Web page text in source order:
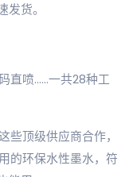
货。
直喷……一共28种工
些顶级供应商合作，
的环保水性墨水，符